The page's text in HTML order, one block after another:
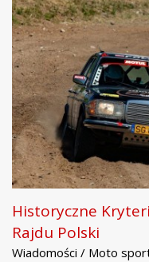
Historyczne
Rajdu Polski
Wiadomości / Moto